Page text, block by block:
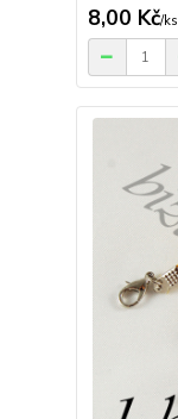
8,00 Kč/ks